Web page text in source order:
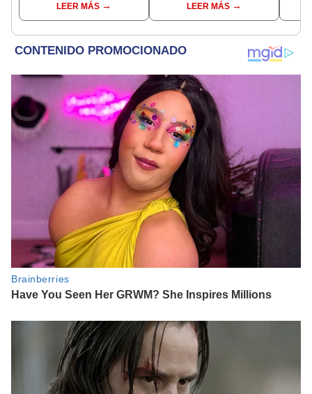
Kanashiro trabajaba: “Él
tiene sus…”
LEER MÁS
caso Naldy Saldaña
LEER MÁS